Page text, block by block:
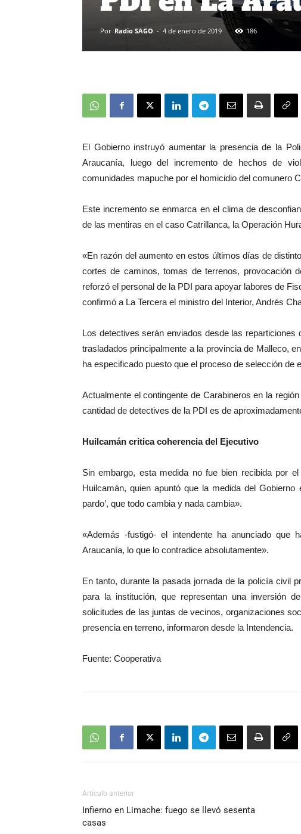
Por Radio SAGO - 4 de enero de 2019 186
El Gobierno instruyó aumentar la presencia de la
Araucanía, luego del incremento de hechos de
comunidades mapuche por el homicidio del comunero
Este incremento se enmarca en el clima de
de las mentiras en el caso Catrillanca, la Operación
«En razón del aumento en estos últimos días de
cortes de caminos, tomas de terrenos, provocación
reforzó el personal de la PDI para apoyar labores de
confirmó a La Tercera el ministro del Interior, Andrés
Los detectives serán enviados desde las
trasladados principalmente a la provincia de Malleco,
ha especificado puesto que el proceso de selección de
Actualmente el contingente de Carabineros en la
cantidad de detectives de la PDI es de
Huilcamán critica coherencia del Ejecutivo
Sin embargo, esta medida no fue bien recibida por
Huilcamán, quien apuntó que la medida del
pardo’, que todo cambia y nada cambia».
«Además -fustigó- el intendente ha anunciado que
Araucanía, lo que lo contradice absolutamente».
En tanto, durante la pasada jornada de la policía civil
para la institución, que representan una inversión
solicitudes de las juntas de vecinos, organizaciones
presencia en terreno, informaron desde la Intendencia.
Fuente: Cooperativa
Artículo anterior
Infierno en Limache: fuego se llevó sesenta
casas